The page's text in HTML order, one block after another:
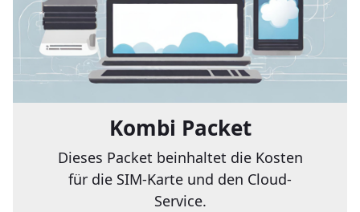
Kombi Packet
Dieses Packet beinhaltet die Kosten
für die SIM-Karte und den Cloud-
Service.